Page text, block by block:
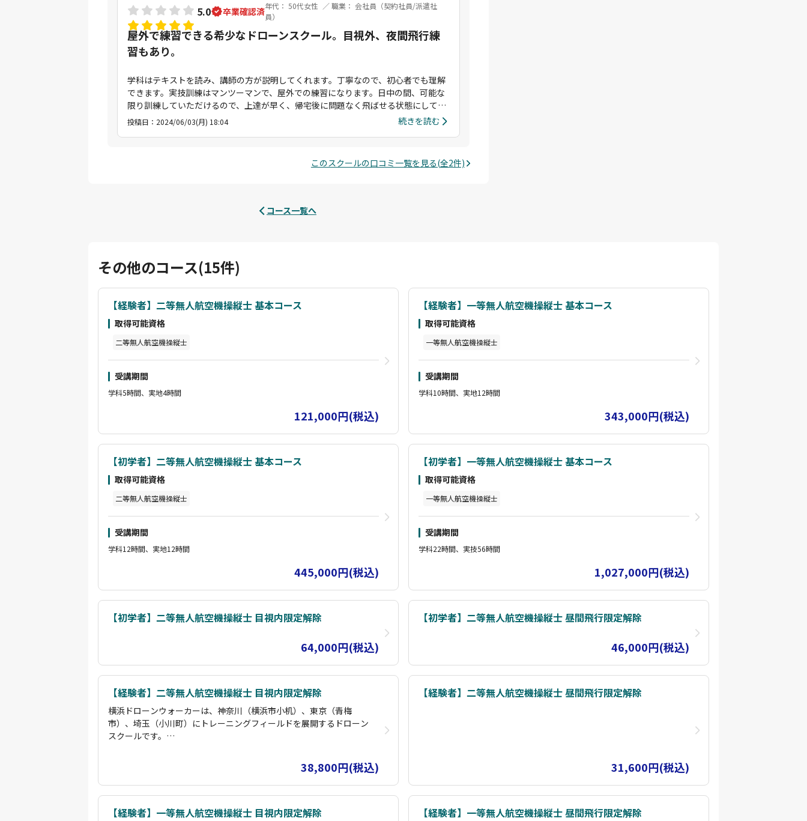
5.0 卒業確認済年代： 50代女性
職業： 会社員（契約社員/派遣社
員）
屋外で練習できる希少なドローンスクール。目視外、夜間飛行練
習もあり。
学科はテキストを読み、講師の方が説明してくれます。丁寧なので、初心者でも理解
できます。実技訓練はマンツーマンで、屋外での練習になります。日中の間、可能な
限り訓練していただけるので、上達が早く、帰宅後に問題なく飛ばせる状態にしてく
れます。
投稿日：2024/06/03(月) 18:04 続きを読む
このスクールの口コミ一覧を見る(全2件)
コース一覧へ
その他のコース(15件)
【経験者】二等無人航空機操縦士 基本コース
取得可能資格
二等無人航空機操縦士
受講期間
学科5時間、実地4時間
121,000円(税込)
【経験者】一等無人航空機操縦士 基本コース
取得可能資格
一等無人航空機操縦士
受講期間
学科10時間、実地12時間
343,000円(税込)
【初学者】二等無人航空機操縦士 基本コース
取得可能資格
二等無人航空機操縦士
受講期間
学科12時間、実地12時間
445,000円(税込)
【初学者】一等無人航空機操縦士 基本コース
取得可能資格
一等無人航空機操縦士
受講期間
学科22時間、実技56時間
1,027,000円(税込)
【初学者】二等無人航空機操縦士 目視内限定解除
64,000円(税込)
【初学者】二等無人航空機操縦士 昼間飛行限定解除
46,000円(税込)
【経験者】二等無人航空機操縦士 目視内限定解除
横浜ドローンウォーカーは、神奈川（横浜市小机）、東京（青梅
市）、埼玉（小川町）にトレーニングフィールドを展開するドローン
スクールです。
ツーマンでの操縦訓練を行います。夜はシュミレーターを活用してと
また、どのような機体が適切なのかをしっかりカウンセリング・購入
支援していただけます。
もちろん受講中はドローンの機体登録・包括申請までしっかりサポー
38,800円(税込)
【経験者】二等無人航空機操縦士 昼間飛行限定解除
31,600円(税込)
【経験者】一等無人航空機操縦士 目視内限定解除 【経験者】一等無人航空機操縦士 昼間飛行限定解除